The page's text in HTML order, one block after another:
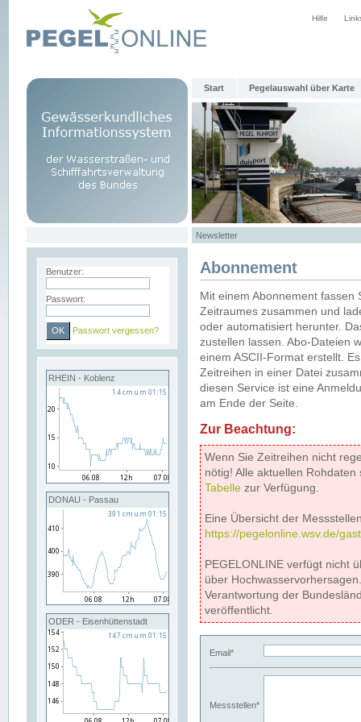
Hilfe
Start Pegelauswahl über Karte
Newsletter
Benutzer:
Passwort:
Passwort vergessen?
RHEIN - Koblenz
DONAU - Passau
ODER - Eisenhüttenstadt
Abonnement
Mit einem Abonnement
Zeitraumes zusammen und
oder automatisiert herunter.
zustellen lassen. Abo-Dateien
einem ASCII-Format erstellt.
Zeitreihen in einer Datei
diesen Service ist eine
am Ende der Seite.
Zur Beachtung:
Wenn Sie Zeitreihen nicht
nötig! Alle aktuellen
Tabelle zur Verfügung.
Eine Übersicht der
https://pegelonline.wsv.de/
PEGELONLINE verfügt nicht
über
Verantwortung der
veröffentlicht.
Email*
Messstellen*